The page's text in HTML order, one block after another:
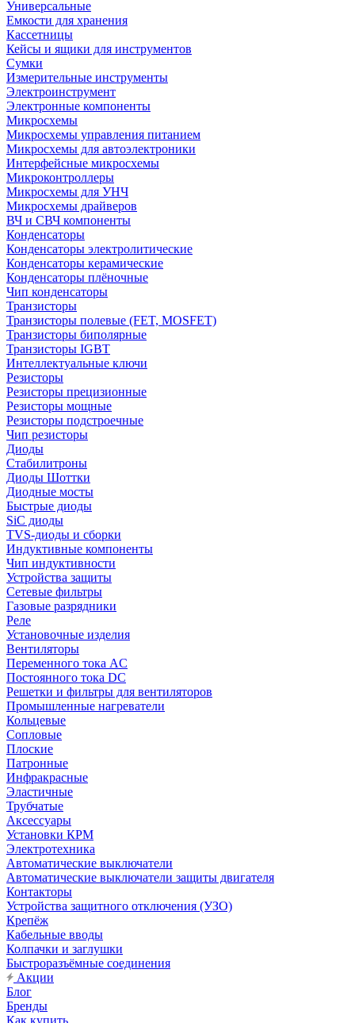
Универсальные
Емкости для хранения
Кассетницы
Кейсы и ящики для инструментов
Сумки
Измерительные инструменты
Электроинструмент
Электронные компоненты
Микросхемы
Микросхемы управления питанием
Микросхемы для автоэлектроники
Интерфейсные микросхемы
Микроконтроллеры
Микросхемы для УНЧ
Микросхемы драйверов
ВЧ и СВЧ компоненты
Конденсаторы
Конденсаторы электролитические
Конденсаторы керамические
Конденсаторы плёночные
Чип конденсаторы
Транзисторы
Транзисторы полевые (FET, MOSFET)
Транзисторы биполярные
Транзисторы IGBT
Интеллектуальные ключи
Резисторы
Резисторы прецизионные
Резисторы мощные
Резисторы подстроечные
Чип резисторы
Диоды
Стабилитроны
Диоды Шоттки
Диодные мосты
Быстрые диоды
SiC диоды
TVS-диоды и сборки
Индуктивные компоненты
Чип индуктивности
Устройства защиты
Сетевые фильтры
Газовые разрядники
Реле
Установочные изделия
Вентиляторы
Переменного тока AC
Постоянного тока DC
Решетки и фильтры для вентиляторов
Промышленные нагреватели
Кольцевые
Сопловые
Плоские
Патронные
Инфракрасные
Эластичные
Трубчатые
Аксессуары
Установки КРМ
Электротехника
Автоматические выключатели
Автоматические выключатели защиты двигателя
Контакторы
Устройства защитного отключения (УЗО)
Крепёж
Кабельные вводы
Колпачки и заглушки
Быстроразъёмные соединения
Акции
Блог
Бренды
Как купить